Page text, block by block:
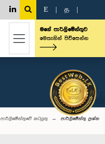
E த
මගේ පාර්ලිමේන්තුව
මෙතැනින් පිවිසෙන්න
පාර්ලිමේන්තුවේ කටයුතු පාර්ලි‌මේන්තු‌ ප්‍රශ්න